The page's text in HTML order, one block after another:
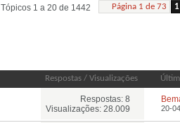
Página 1 de 73 1
Tópicos 1 a 20 de 1442
Respostas /Visualizações
Respostas: 8
Visualizações: 28.009
20-